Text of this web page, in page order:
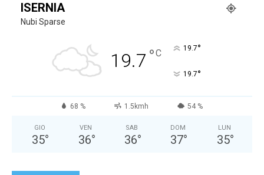
ISERNIA
Nubi Sparse
19.7 °C 19.7°
19.7°
68 % 1.5kmh 54 %
GIO
35°
VEN
36°
SAB
36°
DOM
37°
LUN
35°